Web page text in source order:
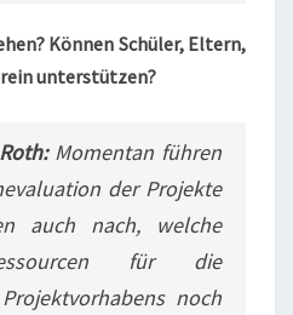
Können Schüler, Eltern,
unterstützen?
Momentan führen
der Projekte
auch nach, welche
für die
noch